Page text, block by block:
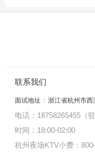
KTV传之纯k#纯k真的
境有多好而是东西多好
联系我们
面试地址 ： 浙江省杭州市
电话：18758265455（驻
时间：18:00-02:00
杭州夜场KTV小费：